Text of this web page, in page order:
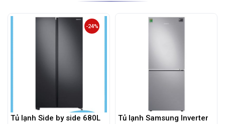
Tủ lạnh Side by side 680L
-24%
Tủ lạnh Samsung Inverter